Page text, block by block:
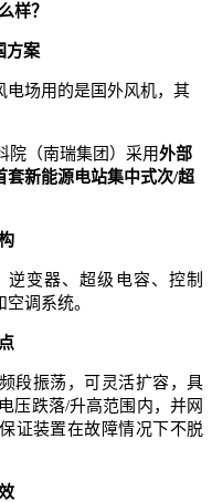
样？
方案
电场用的是国外风机，其
院（南瑞集团）采用外部
套新能源电站集中式次/超
变器、超级电容、控制
调系统。
段振荡，可灵活扩容，具
压跌落/升高范围内，并网
证装置在故障情况下不脱